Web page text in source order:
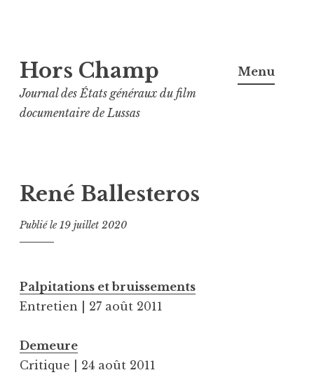
au
contenu
principal
Hors Champ
Journal des États généraux du film
documentaire de Lussas
Menu
René Ballesteros
Publié le19 juillet 2020
Palpitations et bruissements
Entretien | 27 août 2011
Demeure
Critique | 24 août 2011